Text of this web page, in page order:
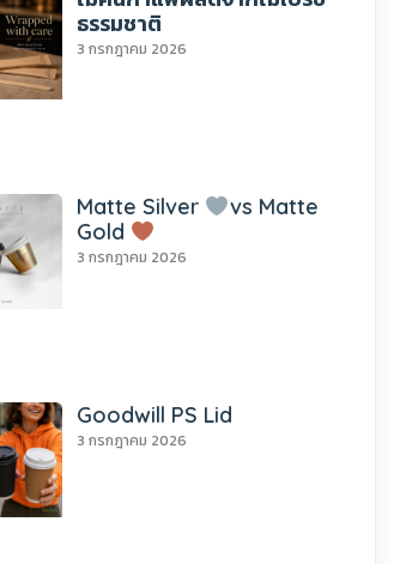
ธรรมชาติ
3 กรกฎาคม 2026
Matte Silver
vs Matte
Gold
3 กรกฎาคม 2026
Goodwill PS Lid
3 กรกฎาคม 2026